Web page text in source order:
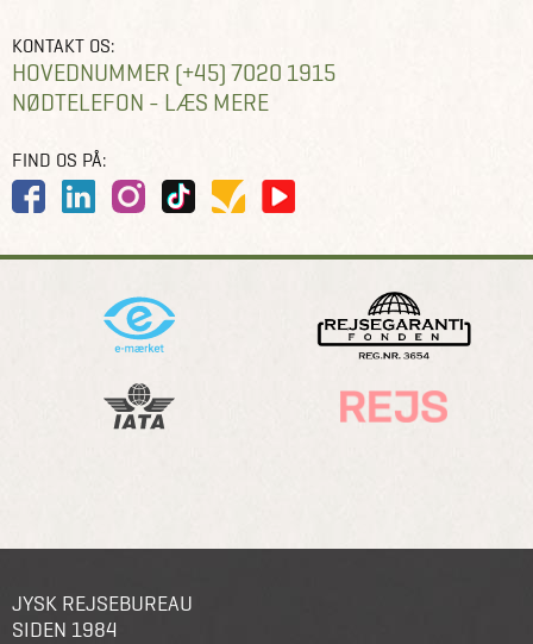
KONTAKT OS:
HOVEDNUMMER (+45) 7020 1915
NØDTELEFON - LÆS MERE
FIND OS PÅ:
JYSK REJSEBUREAU
SIDEN 1984